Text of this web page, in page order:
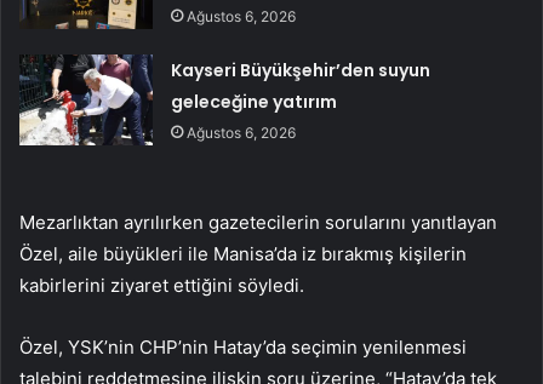
Ağustos 6, 2026
Kayseri Büyükşehir’den suyun
geleceğine yatırım
Ağustos 6, 2026
Mezarlıktan ayrılırken gazetecilerin sorularını yanıtlayan
Özel, aile büyükleri ile Manisa’da iz bırakmış kişilerin
kabirlerini ziyaret ettiğini söyledi.
Özel, YSK’nin CHP’nin Hatay’da seçimin yenilenmesi
talebini reddetmesine ilişkin soru üzerine, “Hatay’da tek